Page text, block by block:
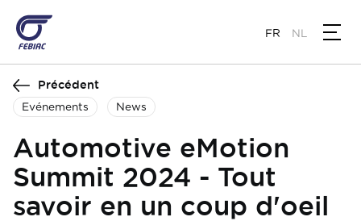
contenu
principal
FR NL
Précédent
Evénements News
Automotive eMotion
Summit 2024 - Tout
savoir en un coup d'oeil